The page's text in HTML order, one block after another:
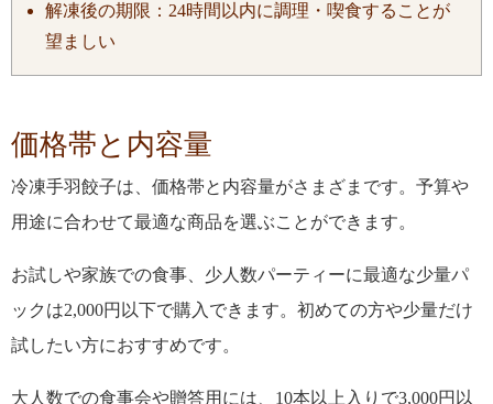
解凍後の期限：24時間以内に調理・喫食することが
望ましい
価格帯と内容量
冷凍手羽餃子は、価格帯と内容量がさまざまです。予算や
用途に合わせて最適な商品を選ぶことができます。
お試しや家族での食事、少人数パーティーに最適な少量パ
ックは2,000円以下で購入できます。初めての方や少量だけ
試したい方におすすめです。
大人数での食事会や贈答用には、10本以上入りで3,000円以